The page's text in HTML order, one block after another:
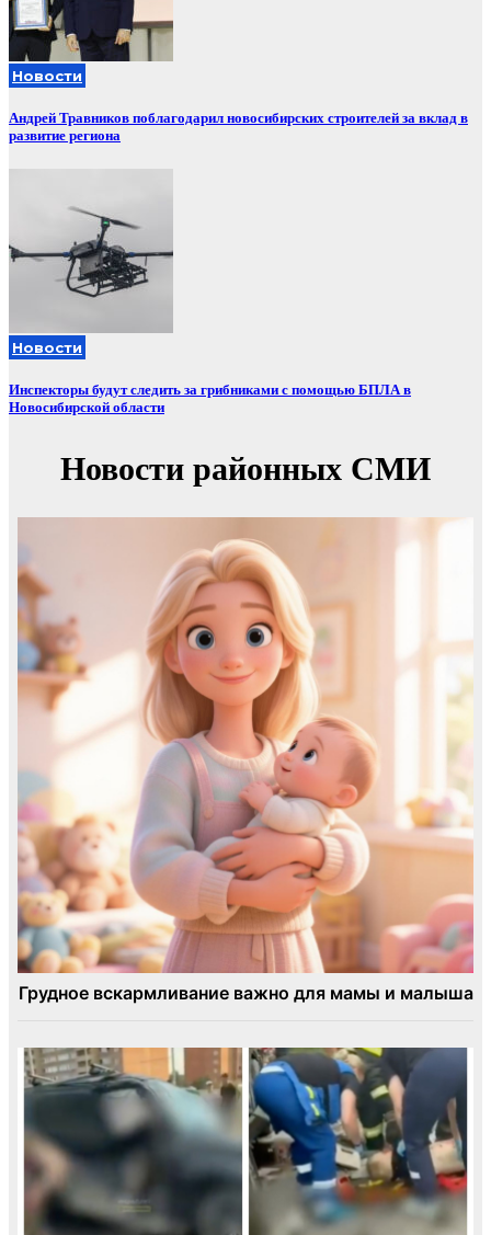
Новости
Андрей Травников поблагодарил новосибирских строителей за вклад в
развитие региона
Новости
Инспекторы будут следить за грибниками с помощью БПЛА в
Новосибирской области